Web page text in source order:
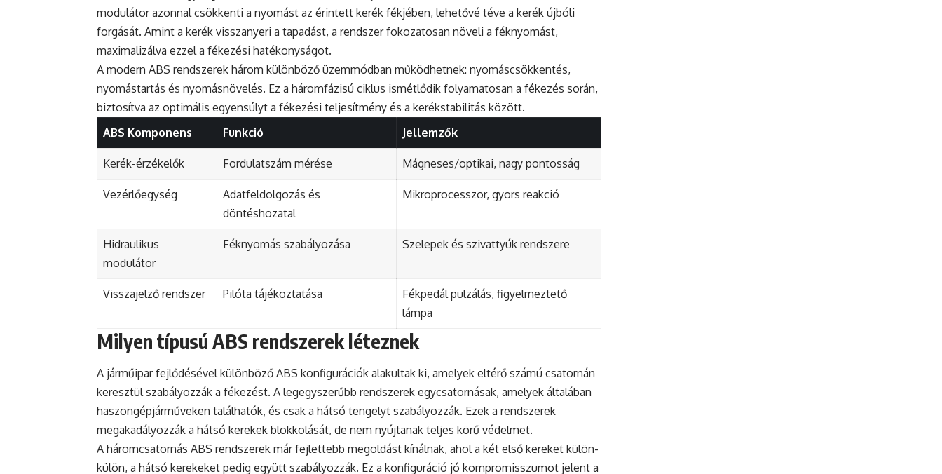
modulátor azonnal csökkenti a nyomást az érintett kerék fékjében, lehetővé téve a kerék újbóli
forgását. Amint a kerék visszanyeri a tapadást, a rendszer fokozatosan növeli a féknyomást,
maximalizálva ezzel a fékezési hatékonyságot.
A modern ABS rendszerek három különböző üzemmódban működhetnek: nyomáscsökkentés,
nyomástartás és nyomásnövelés. Ez a háromfázisú ciklus ismétlődik folyamatosan a fékezés során,
biztosítva az optimális egyensúlyt a fékezési teljesítmény és a kerékstabilitás között.
ABS Komponens
Funkció Jellemzők
Kerék-érzékelők Fordulatszám mérése Mágneses/optikai, nagy pontosság
Vezérlőegység
Adatfeldolgozás és
döntéshozatal
Mikroprocesszor, gyors reakció
Hidraulikus
modulátor
Féknyomás szabályozása Szelepek és szivattyúk rendszere
Visszajelző rendszer Pilóta tájékoztatása
Fékpedál pulzálás, figyelmeztető
lámpa
Milyen típusú ABS rendszerek léteznek
A járműipar fejlődésével különböző ABS konfigurációk alakultak ki, amelyek eltérő számú csatornán
keresztül szabályozzák a fékezést. A legegyszerűbb rendszerek egycsatornásak, amelyek általában
haszongépjárműveken találhatók, és csak a hátsó tengelyt szabályozzák. Ezek a rendszerek
megakadályozzák a hátsó kerekek blokkolását, de nem nyújtanak teljes körű védelmet.
A háromcsatornás ABS rendszerek már fejlettebb megoldást kínálnak, ahol a két első kereket külön-
külön, a hátsó kerekeket pedig együtt szabályozzák. Ez a konfiguráció jó kompromisszumot jelent a